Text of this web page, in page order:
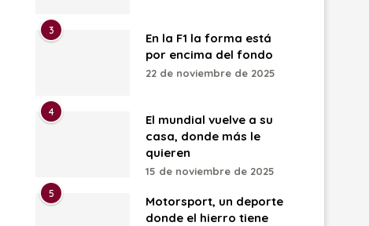
3
En la F1 la forma está
por encima del fondo
22 de noviembre de 2025
4
El mundial vuelve a su
casa, donde más le
quieren
15 de noviembre de 2025
5
Motorsport, un deporte
donde el hierro tiene